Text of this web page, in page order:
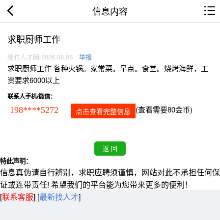
信息内容
求职厨师工作
绵竹人才网 2026.08.06 举报
求职厨师工作 各种火锅。家常菜。早点。食堂。烧烤海鲜，工
资要求6000以上
联系人手机/微信：
198****5272 点击查看完整信息 (查看需要80金币)
特此声明：
信息真伪请自行辨别，求职应聘须谨慎，网站对此不承担任何保
证或连带责任! 希望我们的平台能为您带来更多的便利！
[联系客服] [最新找人才]